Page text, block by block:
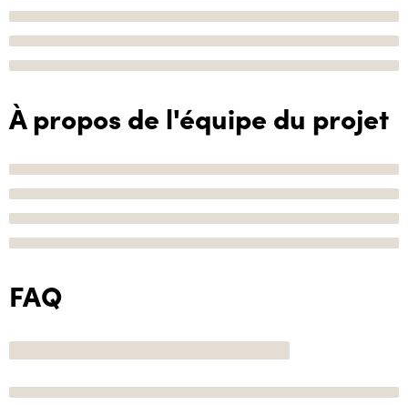
À propos de l'équipe du projet
FAQ